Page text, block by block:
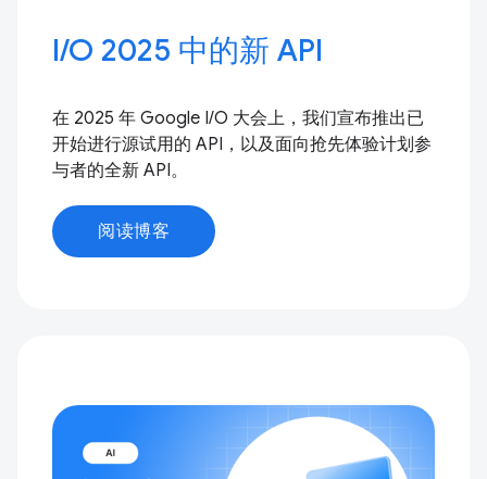
I / O 2025 中的新 API
在 2025 年 Google I / O 大会上，我们宣布推出已
开始进行源试用的 API，以及面向抢先体验计划参
与者的全新 API。
阅读博客